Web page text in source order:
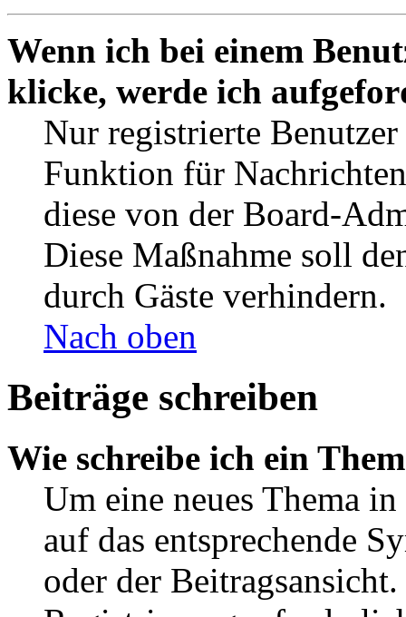
Wenn ich bei einem
klicke, werde ich
Nur registrierte
Funktion für
diese von der Board-
Diese Maßnahme soll
durch Gäste verhindern.
Nach oben
Beiträge schreiben
Wie schreibe ich ein
Um eine neues Thema
auf das entsprechende
oder der